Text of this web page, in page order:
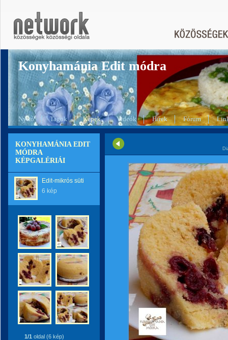
Konyhamánia Edit módra
Nyitó Tagok Képek Videók Hírek Fórum
KONYHAMÁNIA EDIT
MÓDRA
KÉPGALÉRIÁI
Edit-mikrós süti
6 kép
1/1 oldal (6 kép)